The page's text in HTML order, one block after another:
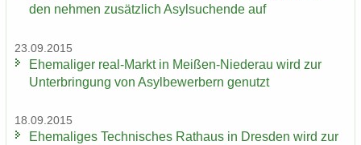
den neh­men zu­sätz­lich Asyl­su­chen­de auf
23.09.2015
Ehe­ma­li­ger real-​Markt in Meißen-​Niederau wird zur
Un­ter­brin­gung von Asyl­be­wer­bern ge­nutzt
18.09.2015
Ehe­ma­li­ges Tech­ni­sches Rat­haus in Dres­den wird zur